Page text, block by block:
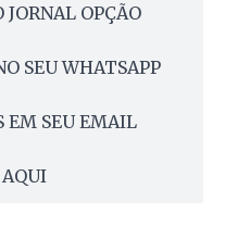
JORNAL OPÇÃO
SEU WHATSAPP
EM SEU EMAIL